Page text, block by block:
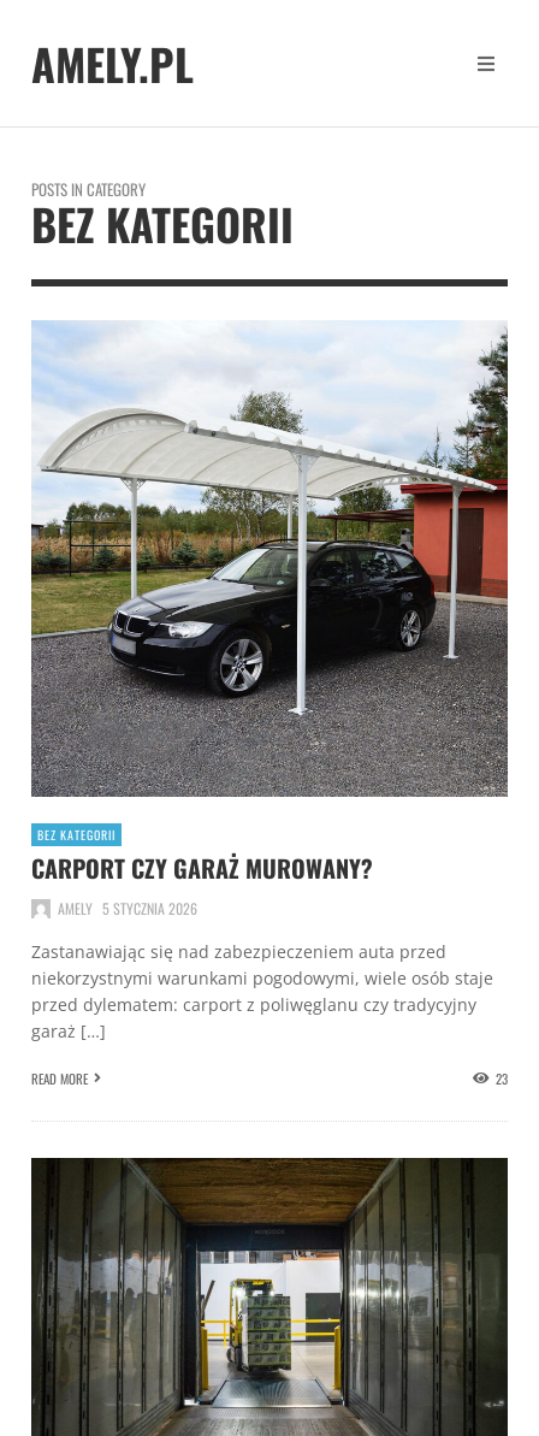
AMELY.PL
POSTS IN CATEGORY
BEZ KATEGORII
BEZ KATEGORII
CARPORT CZY GARAŻ MUROWANY?
AMELY 5 STYCZNIA 2026
Zastanawiając się nad zabezpieczeniem auta przed
niekorzystnymi warunkami pogodowymi, wiele osób staje
przed dylematem: carport z poliwęglanu czy tradycyjny
garaż […]
READ MORE 23